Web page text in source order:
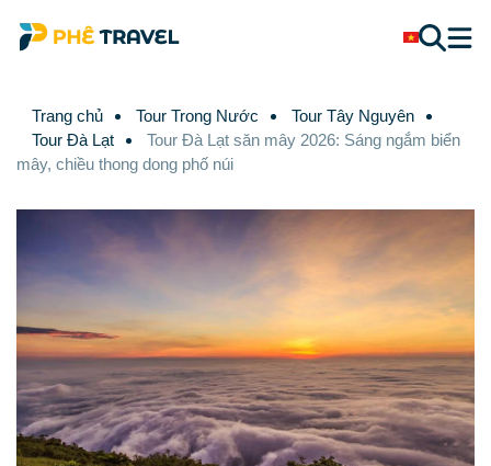
Trang chủ Tour Trong Nước
Tour Tây Nguyên
Tour Đà Lạt
Tour Đà Lạt săn mây 2026: Sáng ngắm biển
mây, chiều thong dong phố núi